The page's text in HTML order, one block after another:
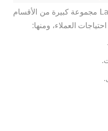
يضم متجر Lacoste مجموعة كبيرة من الأقسام
العملاء، ومنها: